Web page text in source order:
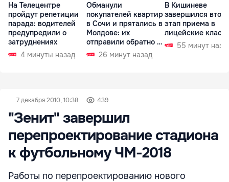
На Телецентре
пройдут репетиции
парада: водителей
предупредили о
затруднениях
4 минуты назад
Обманули
покупателей квартир
в Сочи и прятались в
Молдове: их
отправили обратно в
РФ 26 минут назад
В Кишиневе
завершился
этап приема в
лицейские
55 минут
7 декабря 2010, 10:38 439
"Зенит" завершил
перепроектирование стадиона
к футбольному ЧМ-2018
Работы по перепроектированию нового